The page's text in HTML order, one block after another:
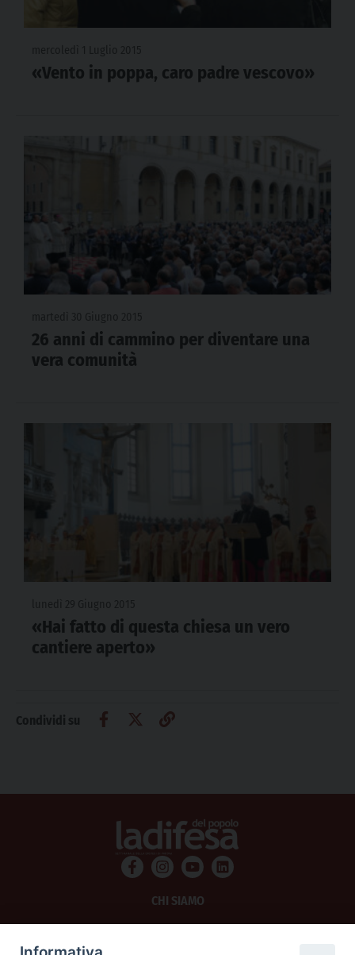
«Vento in poppa, caro padre vescovo»
26 anni di cammino per diventare una
vera comunità
«Hai fatto di questa chiesa un vero
cantiere aperto»
Condividi su
CHI SIAMO